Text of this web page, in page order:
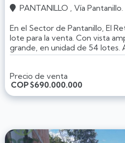
 PANTANILLO , Vía Pantanillo.
En el Sector de Pantanillo, El
lote para la venta. Con vista
grande, en unidad de 54 lotes.
Precio de venta
COP$690.000.000